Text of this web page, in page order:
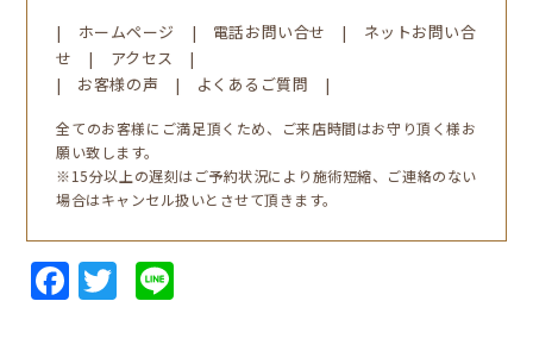
| ホームページ | 電話お問い合せ | ネットお問い合
せ
| アクセス |
| お客様の声 | よくあるご質問 |
全てのお客様にご満足頂くため、ご来店時間はお守り頂く様お
願い致します。
※15分以上の遅刻はご予約状況により施術短縮、ご連絡のない
場合はキャンセル扱いとさせて頂きます。
Facebook
Twitter